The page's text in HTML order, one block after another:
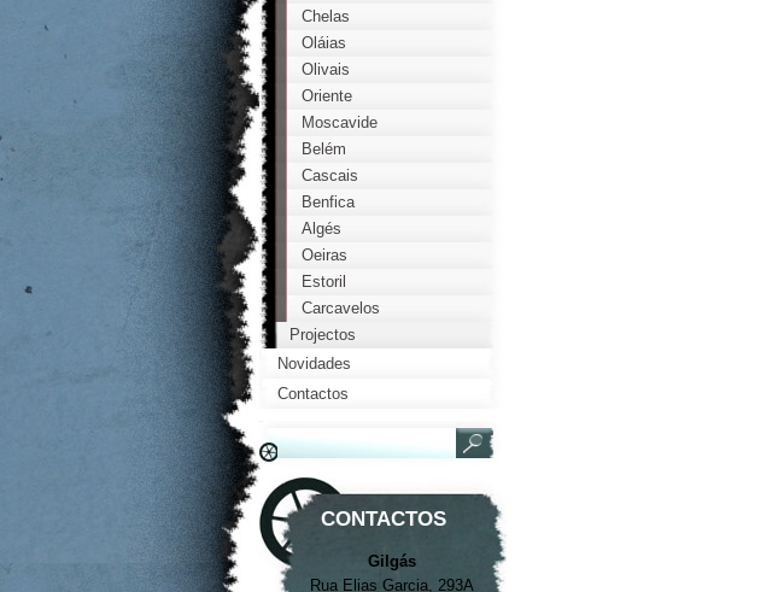
Chelas
Oláias
Olivais
Oriente
Moscavide
Belém
Cascais
Benfica
Algés
Oeiras
Estoril
Carcavelos
Projectos
Novidades
Contactos
CONTACTOS
Gilgás
Rua Elias Garcia, 293A